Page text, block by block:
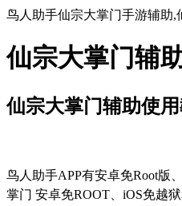
鸟人助手仙宗大掌门手游辅助
仙宗大掌门辅
仙宗大掌门辅助使
鸟人助手APP有安卓免Root版、
掌门 安卓免ROOT、 iOS免越